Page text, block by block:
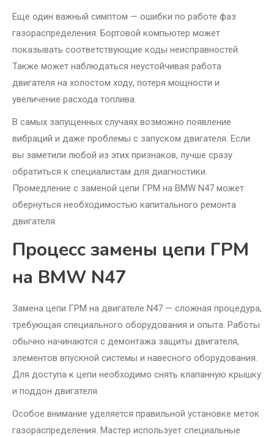
Еще один важный симптом — ошибки по работе фаз
газораспределения. Бортовой компьютер может
показывать соответствующие коды неисправностей.
Также может наблюдаться неустойчивая работа
двигателя на холостом ходу, потеря мощности и
увеличение расхода топлива.
В самых запущенных случаях возможно появление
вибраций и даже проблемы с запуском двигателя. Если
вы заметили любой из этих признаков, лучше сразу
обратиться к специалистам для диагностики.
Промедление с заменой цепи ГРМ на BMW N47 может
обернуться необходимостью капитального ремонта
двигателя.
Процесс замены цепи ГРМ
на BMW N47
Замена цепи ГРМ на двигателе N47 — сложная процедура,
требующая специального оборудования и опыта. Работы
обычно начинаются с демонтажа защиты двигателя,
элементов впускной системы и навесного оборудования.
Для доступа к цепи необходимо снять клапанную крышку
и поддон двигателя.
Особое внимание уделяется правильной установке меток
газораспределения. Мастер использует специальные